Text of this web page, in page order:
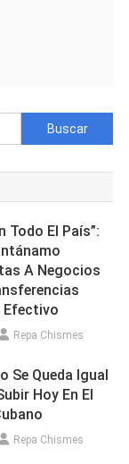
Buscar:
Todo El País”:
A Negocios
Efectivo
Repa Chismes
Se Queda Igual
Hoy En El
Repa Chismes